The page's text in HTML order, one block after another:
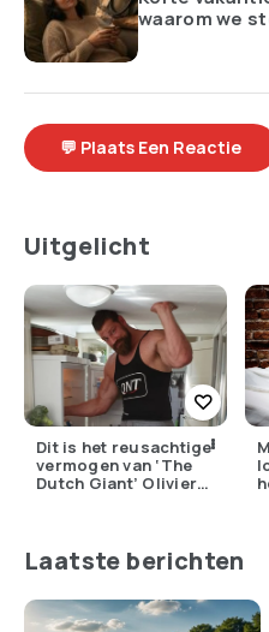
waarom we
💬 Plaats Een Reactie
Uitgelicht
Dit is het reusachtige
vermogen van ‘The
Dutch Giant’ Olivier
Laatste berichten